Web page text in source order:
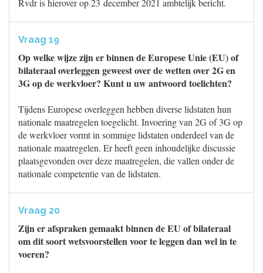
Rvdr is hierover op 23 december 2021 ambtelijk bericht.
Vraag 19
Op welke wijze zijn er binnen de Europese Unie (EU) of
bilateraal overleggen geweest over de wetten over 2G en
3G op de werkvloer? Kunt u uw antwoord toelichten?
Tijdens Europese overleggen hebben diverse lidstaten hun
nationale maatregelen toegelicht. Invoering van 2G of 3G op
de werkvloer vormt in sommige lidstaten onderdeel van de
nationale maatregelen. Er heeft geen inhoudelijke discussie
plaatsgevonden over deze maatregelen, die vallen onder de
nationale competentie van de lidstaten.
Vraag 20
Zijn er afspraken gemaakt binnen de EU of bilateraal
om dit soort wetsvoorstellen voor te leggen dan wel in te
voeren?